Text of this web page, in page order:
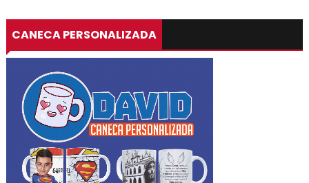
CANECA PERSONALIZADA